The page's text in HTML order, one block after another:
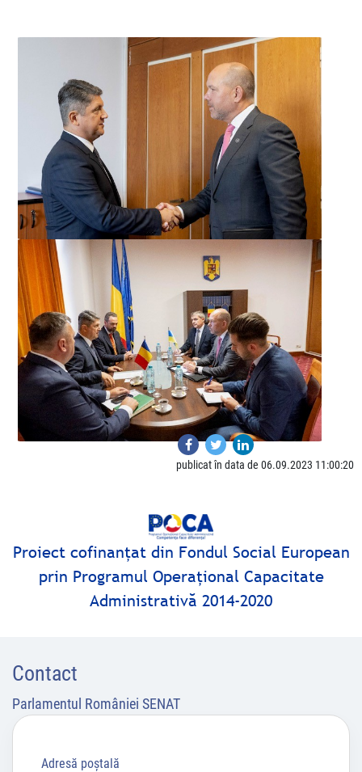
publicat în data de 06.09.2023 11:00:20
Proiect cofinanţat din Fondul Social European
prin Programul Operaţional Capacitate
Administrativă 2014-2020
Contact
Parlamentul României SENAT
Adresă poştală